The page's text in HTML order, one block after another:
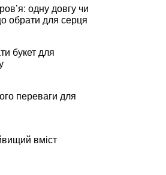
одну довгу чи
обрати для серця
букет для
переваги для
вміст